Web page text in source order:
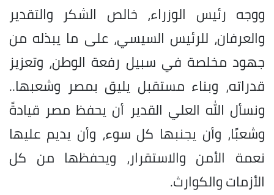
ووجه رئيس الوزراء، خالص الشكر والتقدير
والعرفان، للرئيس السيسي، على ما يبذله من
جهود مخلصة في سبيل رفعة الوطن، وتعزيز
قدراته، وبناء مستقبل يليق بمصر وشعبها..
ونسأل الله العلي القدير أن يحفظ مصر قيادةً
وشعبًا، وأن يجنبها كل سوء، وأن يديم عليها
نعمة الأمن والاستقرار، ويحفظها من كل
الأزمات والكوارث.